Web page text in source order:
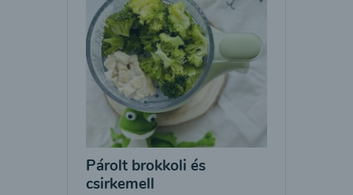
Párolt brokkoli és
csirkemell